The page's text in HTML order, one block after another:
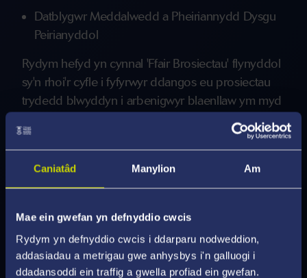
Caniatâd Manylion Am
Mae ein gwefan yn defnyddio cwcis
Rydym yn defnyddio cwcis i ddarparu nodweddion,
addasiadau a metrigau gwe anhysbys i'n galluogi i
ddadansoddi ein traffig a gwella profiad ein gwefan.
Datblygwr Meddalwedd a Pheiriannydd Dysgu
Peirianyddol
Rydym hefyd yn cynnal 'Ffair Brosiectau' flynyddol
sy'n rhoi'r cyfle i fyfyrwyr ddangos eu prosiectau
trydedd blwyddyn i arbenigwyr blaenllaw ym myd
diwydiant. Mae cwmnïau fel Google yn aml yn
ymweld â'n myfyrwyr i roi darlithoedd ar 'sut i gael
Mwy o Wybodaeth Gyrfaoedd a
Chyflogadwyedd